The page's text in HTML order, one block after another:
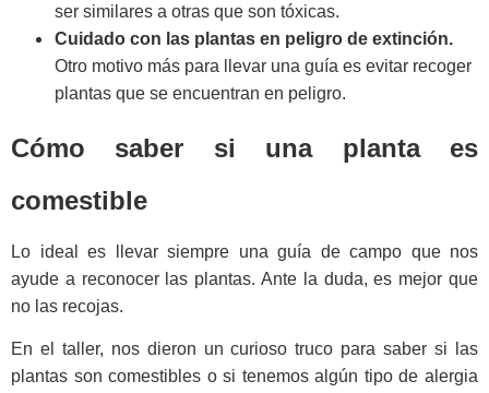
ser similares a otras que son tóxicas.
Cuidado con las plantas en peligro de extinción.
Otro motivo más para llevar una guía es evitar recoger
plantas que se encuentran en peligro.
Cómo saber si una planta es
comestible
Lo ideal es llevar siempre una guía de campo que nos
ayude a reconocer las plantas. Ante la duda, es mejor que
no las recojas.
En el taller, nos dieron un curioso truco para saber si las
plantas son comestibles o si tenemos algún tipo de alergia